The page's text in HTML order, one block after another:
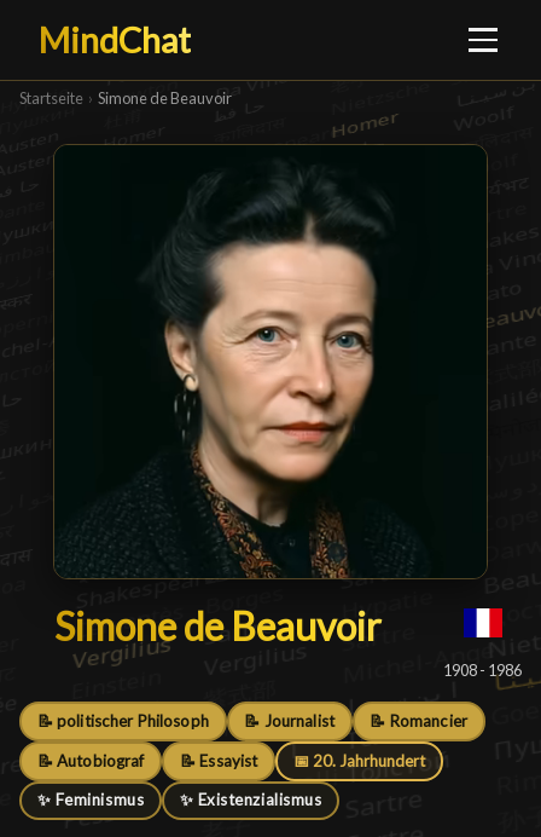
MindChat
Startseite › Simone de Beauvoir
Simone de Beauvoir
Simone de Beauvoir█
1908 - 1986
📝 politischer Philosoph 📝 Journalist 📝 Romancier
📝 Autobiograf 📝 Essayist 📅 20. Jahrhundert
✨ Feminismus ✨ Existenzialismus